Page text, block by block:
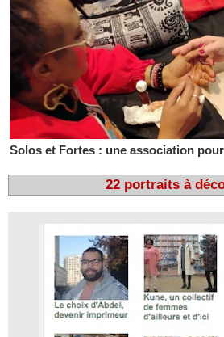
Solos et Fortes : une association
22 portraits à